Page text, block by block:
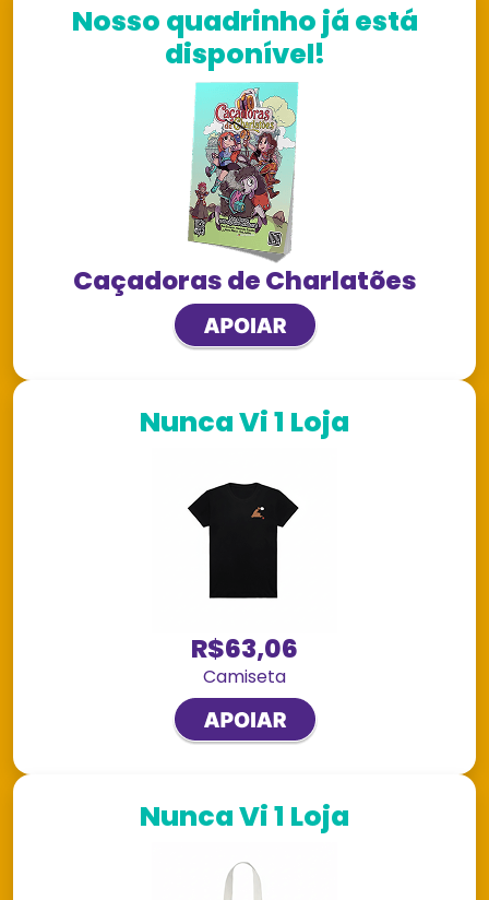
Nosso quadrinho já está
disponível!
Caçadoras de Charlatões
Nunca Vi 1 Loja
R$63,06
Camiseta
Nunca Vi 1 Loja